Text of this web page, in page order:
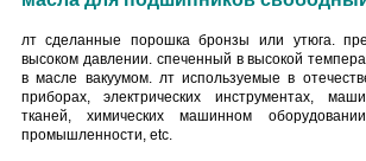
лт сделанные порошка бронзы или утюга.
высоком давлении. спеченный в высокой
в масле вакуумом. лт используемые в
приборах, электрических инструментах,
тканей, химических машинном
промышленности, etc.